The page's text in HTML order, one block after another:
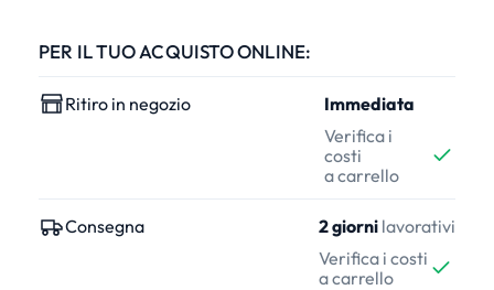
PER IL TUO ACQUISTO ONLINE:
Ritiro in negozio
Immediata
Verifica i
costi
a carrello
Consegna 2 giorni lavorativi
Verifica i costi
a carrello